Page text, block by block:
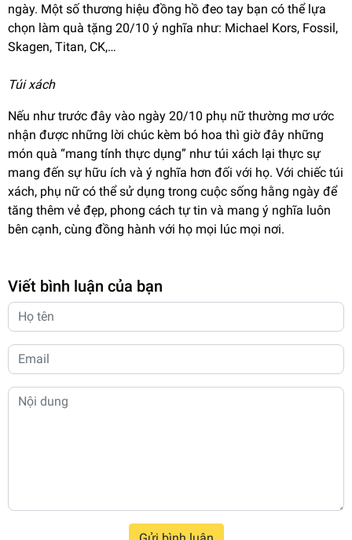
ngày. Một số thương hiệu đồng hồ đeo tay bạn có thể lựa
chọn làm quà tặng 20/10 ý nghĩa như: Michael Kors, Fossil,
Skagen, Titan, CK,…
Túi xách
Nếu như trước đây vào ngày 20/10 phụ nữ thường mơ ước
nhận được những lời chúc kèm bó hoa thì giờ đây những
món quà “mang tính thực dụng” như túi xách lại thực sự
mang đến sự hữu ích và ý nghĩa hơn đối với họ. Với chiếc túi
xách, phụ nữ có thể sử dụng trong cuộc sống hằng ngày để
tăng thêm vẻ đẹp, phong cách tự tin và mang ý nghĩa luôn
bên cạnh, cùng đồng hành với họ mọi lúc mọi nơi.
Viết bình luận của bạn